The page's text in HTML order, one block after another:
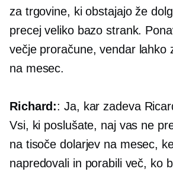
za trgovine, ki obstajajo že
precej veliko bazo strank.
večje proračune, vendar lahko
na mesec.
Richard:: Ja, kar zadeva
Vsi, ki poslušate, naj vas ne
na tisoče dolarjev na mesec,
napredovali in porabili več, ko